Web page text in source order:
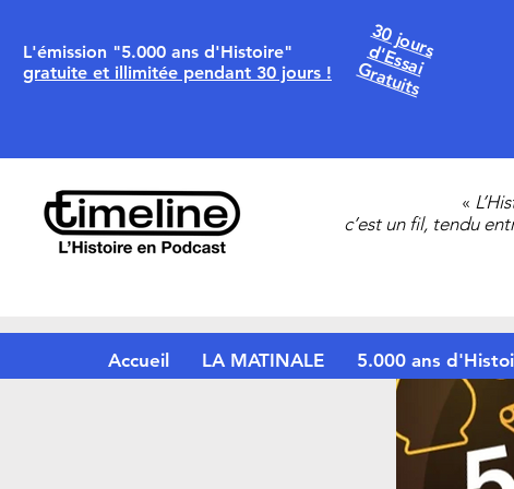
L'émission "5.000 ans d'Histoire"
gratuite et illimitée pendant 30 jours !
30 jours
d'Essai
Gratuits
«
c’est un fil, tendu
Accueil LA MATINALE 5.000 ans